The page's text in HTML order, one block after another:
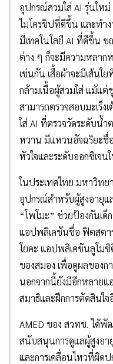
อุปกรณ์สวมใส่ AI รุ่นใหม่
ไมโครชิปที่ดีขึ้น และทำง
มีเทคโนโลยี AI ที่ดีขึ้น ข
ต่าง ๆ ก็จะมีความหลา
เช่นกัน เสื้อผ้าจะมีเส้นใ
กล้ามเนื้อผู้สวมใส่ แม้แ
สามารถตรวจสอบมะเร็
ใส่ AI ที่ตรวจวัดระดับน้ำ
หวาน มีแหวนอัจฉริยะชื่
หัวใจและระดับออกซิเจน
ในประเทศไทย มหาวิท
อุปกรณ์สำหรับผู้สูงอายุแ
“โพโมะ” ช่วยป้องกันเด็
แอปพลิเคชันชื่อ ฟิตสตา
โยคะ แอปพลิเคชันลูโม
ของสมอง เพื่อดูผลของก
นอกจากนี้ยังมีอีกหลายแ
สมาธิและฝึกการตัดสินใจ
AMED ของ สวทช. ได้พั
สนับสนุนการดูแลผู้สูงอา
และการเคลื่อนไหวที่ผิด